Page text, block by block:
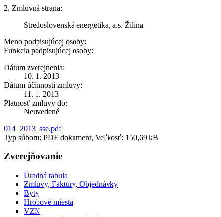
2. Zmluvná strana:
Stredoslovenská energetika, a.s. Žilina
Meno podpisujúcej osoby:
Funkcia podpisujúcej osoby:
Dátum zverejnenia:
10. 1. 2013
Dátum účinnosti zmluvy:
11. 1. 2013
Platnosť zmluvy do:
Neuvedené
014_2013_sse.pdf
Typ súboru: PDF dokument, Veľkosť: 150,69 kB
Zverejňovanie
Úradná tabula
Zmluvy, Faktúry, Objednávky
Byty
Hrobové miesta
VZN